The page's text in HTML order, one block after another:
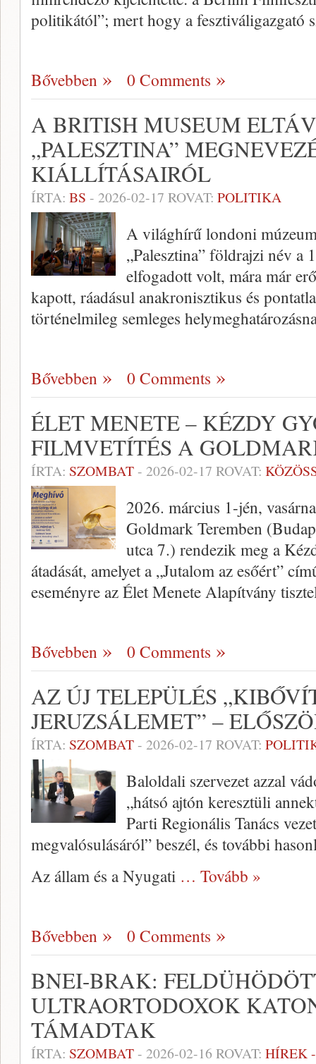
politikától”; mert hogy a fesztiváligazgató
Bővebben 0 Comments
A BRITISH MUSEUM
„PALESZTINA”
KIÁLLÍTÁSAIRÓL
ÍRTA: BS - 2026-02-17 ROVAT: POLITIKA
A világhírű londoni
„Palesztina” földrajzi név a
elfogadott volt, mára már
kapott, ráadásul anakronisztikus és
történelmileg semleges
Bővebben 0 Comments
ÉLET MENETE – KÉZDY
FILMVETÍTÉS A
ÍRTA: SZOMBAT- 2026-02-17 ROVAT:
2026. március 1-jén,
Goldmark Teremben
utca 7.) rendezik meg a
átadását, amelyet a „Jutalom az esőért”
eseményre az Élet Menete Alapítvány
Bővebben 0 Comments
AZ ÚJ TELEPÜLÉS
JERUZSÁLEMET” –
ÍRTA: SZOMBAT- 2026-02-17 ROVAT:
Baloldali szervezet azzal
„hátsó ajtón keresztüli
Parti Regionális Tanács
megvalósulásáról” beszél, és további
Az állam és a Nyugati … Tovább »
Bővebben 0 Comments
BNEI-BRAK:
ULTRAORTODOXOK
TÁMADTAK
ÍRTA: SZOMBAT- 2026-02-16 ROVAT: HÍREK